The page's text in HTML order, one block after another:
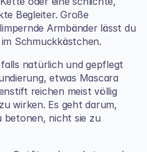
Begleiter. Große
Armbänder lässt du
Schmuckkästchen.
natürlich und gepflegt
etwas Mascara
reichen meist völlig
wirken. Es geht darum,
betonen, nicht sie zu